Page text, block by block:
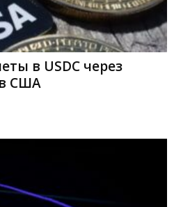
в USDC через
США